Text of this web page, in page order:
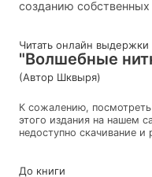
созданию
Читать онлайн выдержки
"Волшебные
(Автор Шквыря)
К сожалению,
этого издания на нашем
недоступно скачивание и
До книги